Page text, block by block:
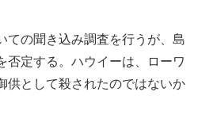
ての聞き込み調査を行うが、島
否定する。ハウイーは、ローワ
供として殺されたのではないか